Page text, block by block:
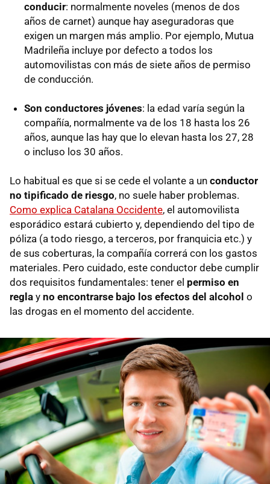
conducir: normalmente noveles (menos de dos
años de carnet) aunque hay aseguradoras que
exigen un margen más amplio. Por ejemplo, Mutua
Madrileña incluye por defecto a todos los
automovilistas con más de siete años de permiso
de conducción.
Son conductores jóvenes: la edad varía según la
compañía, normalmente va de los 18 hasta los 26
años, aunque las hay que lo elevan hasta los 27, 28
o incluso los 30 años.
Lo habitual es que si se cede el volante a un conductor
no tipificado de riesgo, no suele haber problemas.
Como explica Catalana Occidente, el automovilista
esporádico estará cubierto y, dependiendo del tipo de
póliza (a todo riesgo, a terceros, por franquicia etc.) y
de sus coberturas, la compañía correrá con los gastos
materiales. Pero cuidado, este conductor debe cumplir
dos requisitos fundamentales: tener el permiso en
regla y no encontrarse bajo los efectos del alcohol o
las drogas en el momento del accidente.